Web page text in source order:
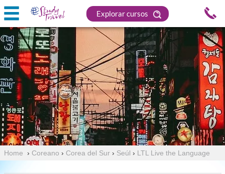
Explorar cursos
Home › Coreano › Corea del Sur › Seúl › LTL Live the Language